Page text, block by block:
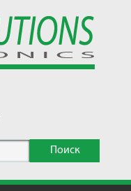
Поиск